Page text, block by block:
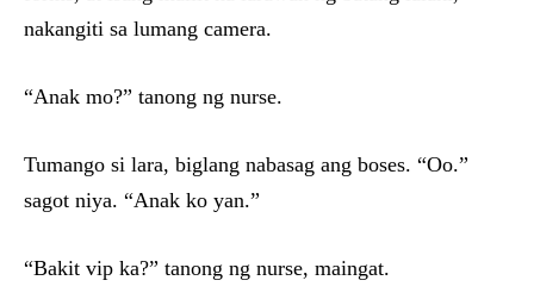
nakangiti sa lumang camera.
“Anak mo?” tanong ng nurse.
Tumango si lara, biglang nabasag ang boses. “Oo.”
sagot niya. “Anak ko yan.”
“Bakit vip ka?” tanong ng nurse, maingat.